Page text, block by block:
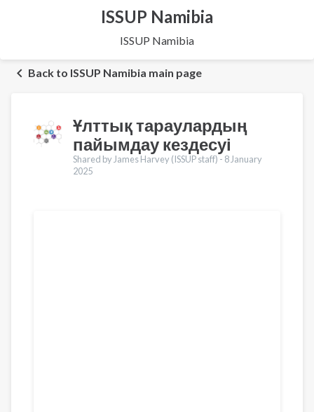
ISSUP Namibia
ISSUP Namibia
Back to ISSUP Namibia main page
Ұлттық тараулардың
пайымдау кездесуі
Shared by James Harvey (ISSUP staff) - 8 January
2025